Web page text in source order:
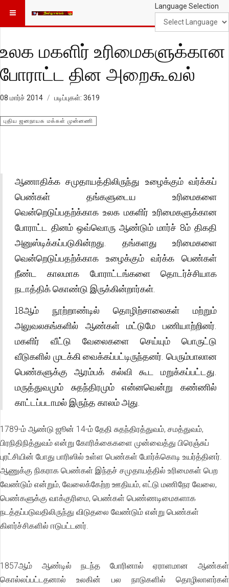
Language Selection
உலக மகளிர் உரிமைகளுக்கான
போராட்ட தின அறைகூவல்
08 மார்ச் 2014 படிப்புகள்: 3619
புதிய ஜனநாயக மக்கள் முன்னணி
ஆணாதிக்க சமுதாயத்திலிருந்து உழைக்கும் வர்க்கப்
பெண்கள் தங்களுடைய உரிமைகளை
வென்றெடுப்பதற்க்காக உலக மகளிர் உரிமைகளுக்கான
போராட்ட தினம் ஒவ்வொரு ஆண்டும் மார்ச் 8ம் திகதி
அனுஸ்டிக்கப்படுகின்றது. தங்களது உரிமைகளை
வென்றெடுப்பதற்க்காக உழைக்கும் வர்க்க பெண்கள்
நீண்ட காலமாக போராட்டங்களை தொடர்ச்சியாக
நடாத்திக் கொண்டு இருக்கின்றார்கள்.
18ஆம் நூற்றாண்டில் தொழிற்சாலைகள் மற்றும்
அலுவலகங்களில் ஆண்கள் மட்டுமே பணியாற்றினர்.
மகளிர் வீட்டு வேலைகளை செய்யும் பொருட்டு
வீடுகளில் முடக்கி வைக்கப்பட்டிருந்தனர். பெரும்பாலான
பெண்களுக்கு ஆரம்பக் கல்வி கூட மறுக்கப்பட்டது.
மருத்துவமும் சுதந்திரமும் என்னவென்று கண்ணில்
காட்டப்படாமல் இருந்த காலம் அது.
1789-ம் ஆண்டு ஜூன் 14-ம் தேதி சுதந்திரத்துவம், சமத்துவம்,
பிரநிதிநித்துவம் என்று கோரிக்கைகளை முன்வைத்து பிரெஞ்சுப்
புரட்சியின் போது பாரிஸில் உள்ள பெண்கள் போர்க்கொடி உயர்த்தினர்.
ஆணுக்கு நிகராக பெண்கள் இந்தச் சமுதாயத்தில் உரிமைகள் பெற
வேண்டும் என்றும், வேலைக்கேற்ற ஊதியம், எட்டு மணிநேர வேலை,
பெண்களுக்கு வாக்குரிமை, பெண்கள் பெண்ணடிமைகளாக
நடத்தப்படுவதிலிருந்து விடுதலை வேண்டும் என்று பெண்கள்
கிளர்ச்சிகளில் ஈடுபட்டனர்.
1857ஆம் ஆண்டில் நடந்த போரினால் ஏராளமான ஆண்கள்
கொல்லப்பட்டதனால் உலகின் பல நாடுகளில் தொழிலாளர்கள்